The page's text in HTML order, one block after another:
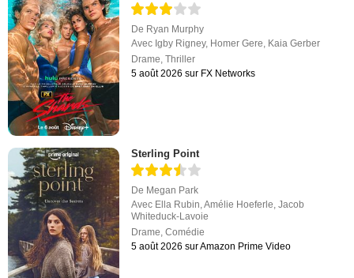
De Ryan Murphy
Avec Igby Rigney, Homer Gere, Kaia Gerber
Drame,Thriller
5 août 2026 sur FX Networks
Sterling Point
De Megan Park
Avec Ella Rubin ,Amélie Hoeferle ,Jacob
Whiteduck-Lavoie
Drame ,Comédie
5 août 2026 sur Amazon Prime Video